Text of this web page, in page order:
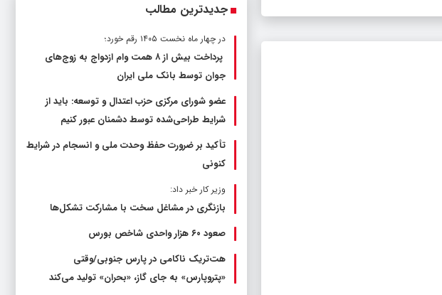
جدیدترین مطالب
در چهار ماه نخست ۱۴۰۵ رقم خورد؛
پرداخت بیش از ۸ همت وام ازدواج به زوج‌های
جوان توسط بانک ملی ایران
عضو شورای مرکزی حزب اعتدال و توسعه: باید از
شرایط طراحی‌شده توسط دشمنان عبور کنیم
تأکید بر ضرورت حفظ وحدت ملی و انسجام در شرایط
کنونی
وزیر کار خبر داد:
بازنگری در مشاغل سخت با مشارکت تشکل‌ها
صعود ۶۰ هزار واحدی شاخص بورس
هت‌تریک ناکامی در پارس جنوبی/وقتی
«پتروپارس» به جای گاز، «بحران» تولید می‌کند